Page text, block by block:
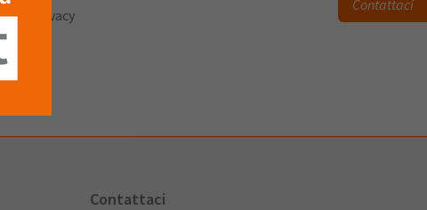
privacy
Contattaci
Contattaci